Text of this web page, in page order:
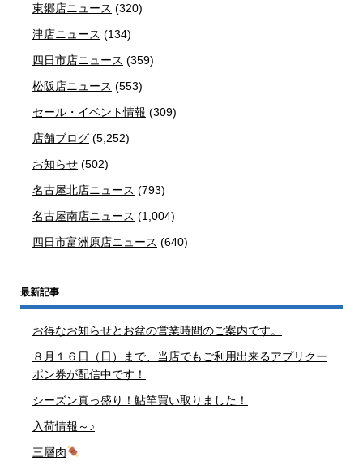
東郷店ニュース (320)
津店ニュース (134)
四日市店ニュース (359)
松阪店ニュース (553)
セール・イベント情報 (309)
店舗ブログ (5,252)
お知らせ (502)
名古屋北店ニュース (793)
名古屋南店ニュース (1,004)
四日市富洲原店ニュース (640)
最新記事
お得なお知らせとお盆の営業時間のご案内です。
８月１６日（日）まで、当店でもご利用出来るアプリクー
ポン券が配信中です！
シーズン真っ盛り！鮎竿買い取りました！
入荷情報～♪
三層肉